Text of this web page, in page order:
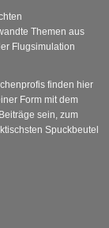
Themen aus
Flugsimulation
finden hier
Form mit dem
sein, zum
Spuckbeutel